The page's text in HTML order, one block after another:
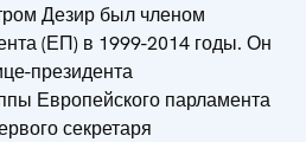
Дезир был членом
(ЕП) в 1999-2014 годы. Он
президента
Европейского парламента
секретаря